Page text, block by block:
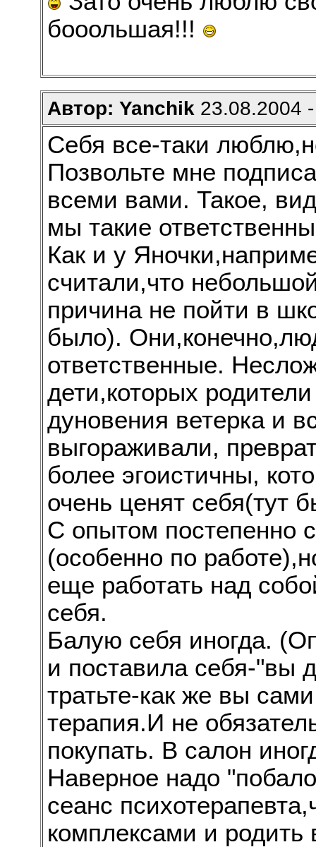
бооольшая!!!
Автор: Yanchik 23.08.2004
Себя все-таки
Позвольте мне
всеми вами. Такое,
мы такие
Как и у
считали,что
причина не пойти в
было).
ответственные.
дети,которых
дуновения ветерка и
выгораживали,
более эгоистичны,
очень ценят себя(тут
С опытом постепенно
(особенно по
еще работать над
себя.
Балую себя иногда.
и поставила себя-"вы
тратьте-как же вы
терапия.И не
покупать. В салон
Наверное надо
сеанс
комплексами и родить